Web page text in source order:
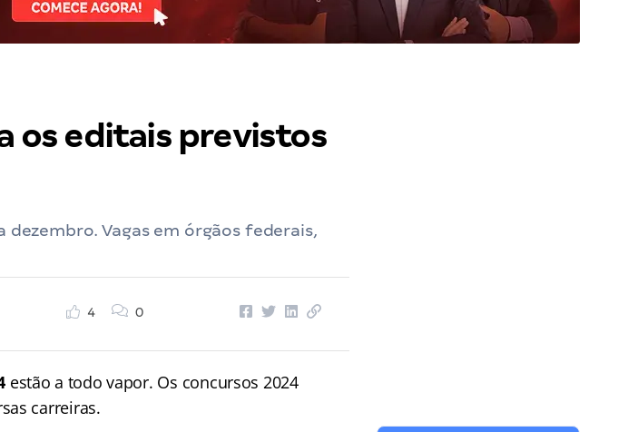
os editais previstos
Vagas em órgãos federais,
4 0
estão a todo vapor. Os concursos 2024
carreiras.